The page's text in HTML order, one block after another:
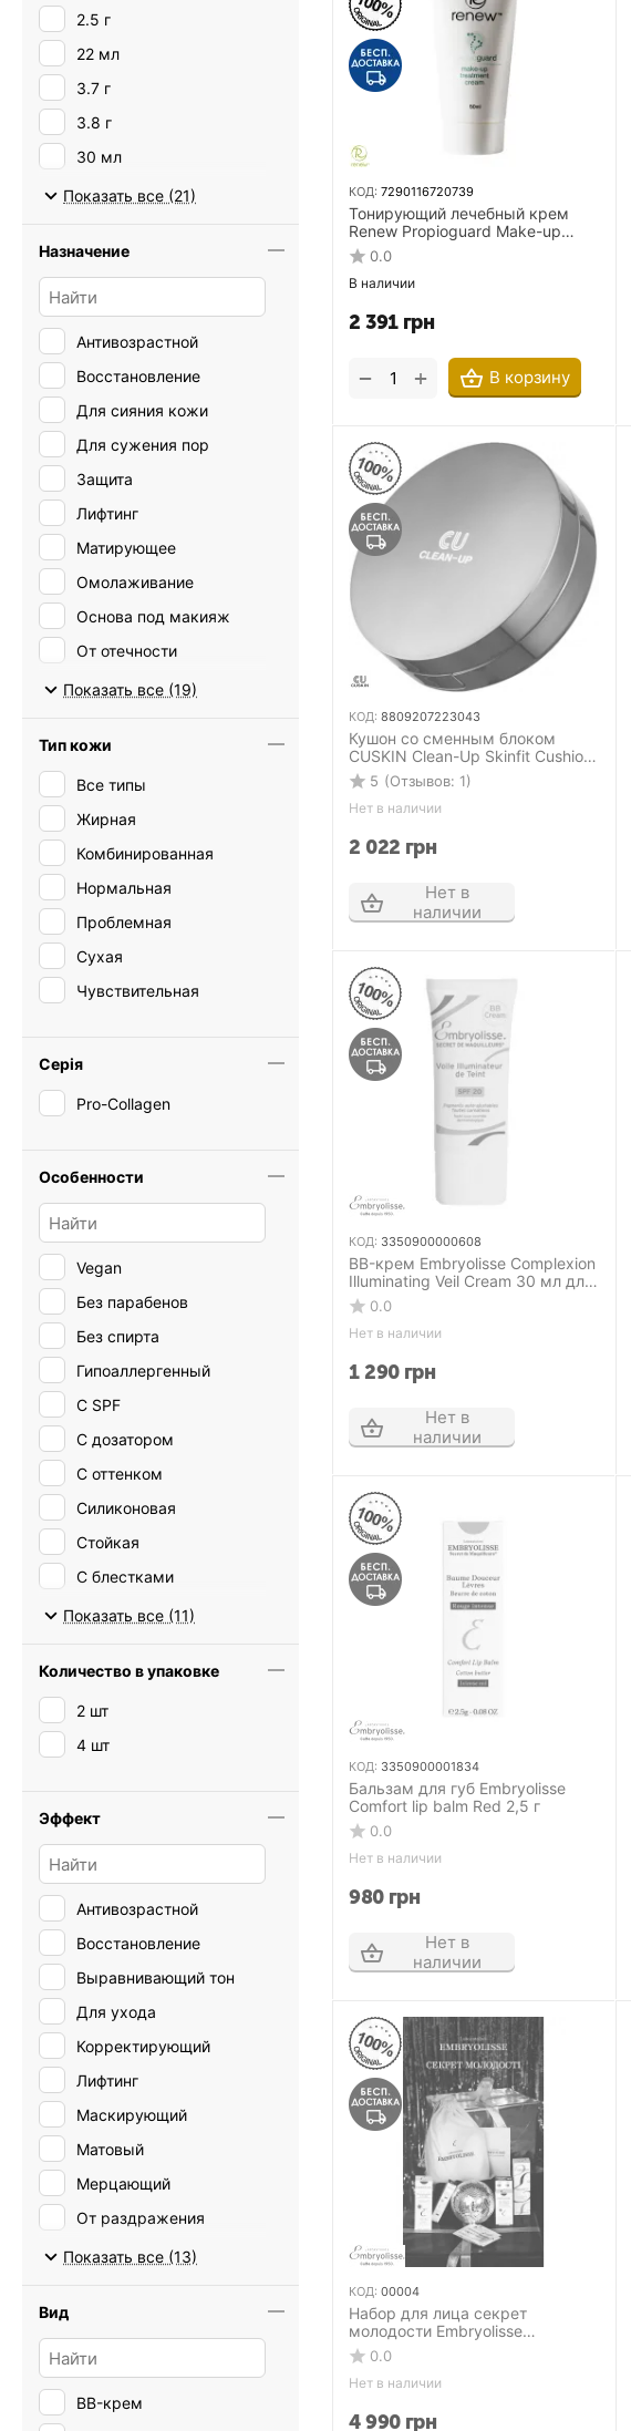
КОД: 7290116720739
Тонирующий лечебный крем
Renew Propioguard Make-up
Treatment Cream 50 мл для
проблемной кожи лица
0.0
В наличии
2 391 грн
В корзину
+
−
КОД: 8809207223043
Кушон со сменным блоком
CUSKIN Clean-Up Skinfit Cushion
SPF 50+ PA+++ 15 г + 15 г 19
тонн
5 (Отзывов: 1)
Нет в наличии
2 022 грн
Нет в
наличии
КОД: 3350900000608
BB-крем Embryolisse Complexion
Illuminating Veil Cream 30 мл для
всех типов кожи
0.0
Нет в наличии
1 290 грн
Нет в
наличии
КОД: 3350900001834
Бальзам для губ Embryolisse
Comfort lip balm Red 2,5 г
0.0
Нет в наличии
980 грн
Нет в
наличии
КОД: 00004
Набор для лица секрет
молодости Embryolisse
Laboratories
0.0
Нет в наличии
4 990 грн
2.5 г
22 мл
3.7 г
3.8 г
30 мл
4.5 г
40 мл
45 мл
Показать все (21)
Назначение
Антивозрастной
Восстановление
Для сияния кожи
Для сужения пор
Защита
Лифтинг
Матирующее
Омолаживание
Основа под макияж
От отечности
От первых признаков
старения
Против морщин
Против сухости
Против темных кругов
Увлажнение
Успокоение
Показать все (19)
Тип кожи
Все типы
Жирная
Комбинированная
Нормальная
Проблемная
Сухая
Чувствительная
Серія
Pro-Collagen
Особенности
Vegan
Без парабенов
Без спирта
Гипоаллергенный
С SPF
С дозатором
С оттенком
Силиконовая
Стойкая
С блестками
С зеркалом
Показать все (11)
Количество в упаковке
2 шт
4 шт
Эффект
Антивозрастной
Восстановление
Выравнивающий тон
Для ухода
Корректирующий
Лифтинг
Маскирующий
Матовый
Мерцающий
От раздражения
Против морщин
Показать все (13)
Вид
BB-крем